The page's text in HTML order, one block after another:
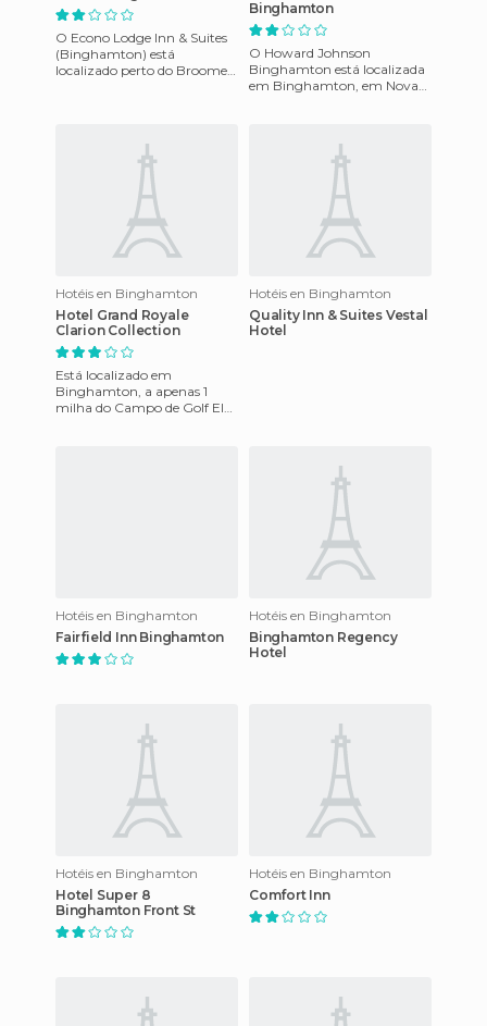
O Econo Lodge Inn & Suites
(Binghamton) está
localizado perto do Broome
Binghamton
O Howard Johnson
Binghamton está localizada
em Binghamton, em Nova
Hotéis en Binghamton
Hotel Grand Royale
Clarion Collection
Está localizado em
Binghamton, a apenas 1
milha do Campo de Golf Ely
Hotéis en Binghamton
Quality Inn & Suites Vestal
Hotel
Hotéis en Binghamton
Fairfield Inn Binghamton
Hotéis en Binghamton
Binghamton Regency
Hotel
Hotéis en Binghamton
Hotel Super 8
Binghamton Front St
Hotéis en Binghamton
Comfort Inn